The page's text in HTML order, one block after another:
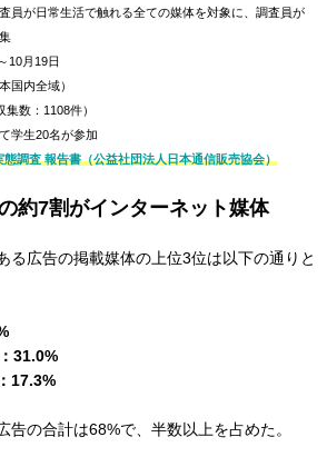
員が日常生活で触れる全ての媒体を対象に、調査員が
10月19日
国内全域）
数：1108件）
学生20名が参加
態調査 報告書（公益社団法人日本通信販売協会）
約7割がインターネット媒体
る広告の掲載媒体の上位3位は以下の通りと
31.0%
17.3%
告の合計は68%で、半数以上を占めた。